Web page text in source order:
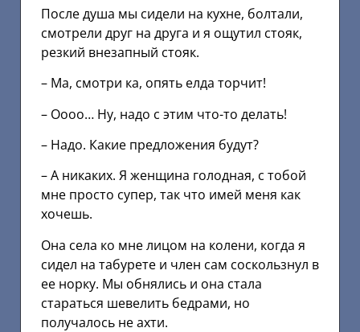
После душа мы сидели на кухне, болтали,
смотрели друг на друга и я ощутил стояк,
резкий внезапный стояк.
– Ма, смотри ка, опять елда торчит!
– Оооо… Ну, надо с этим что-то делать!
– Надо. Какие предложения будут?
– А никаких. Я женщина голодная, с тобой
мне просто супер, так что имей меня как
хочешь.
Она села ко мне лицом на колени, когда я
сидел на табурете и член сам соскользнул в
ее норку. Мы обнялись и она стала
стараться шевелить бедрами, но
получалось не ахти.